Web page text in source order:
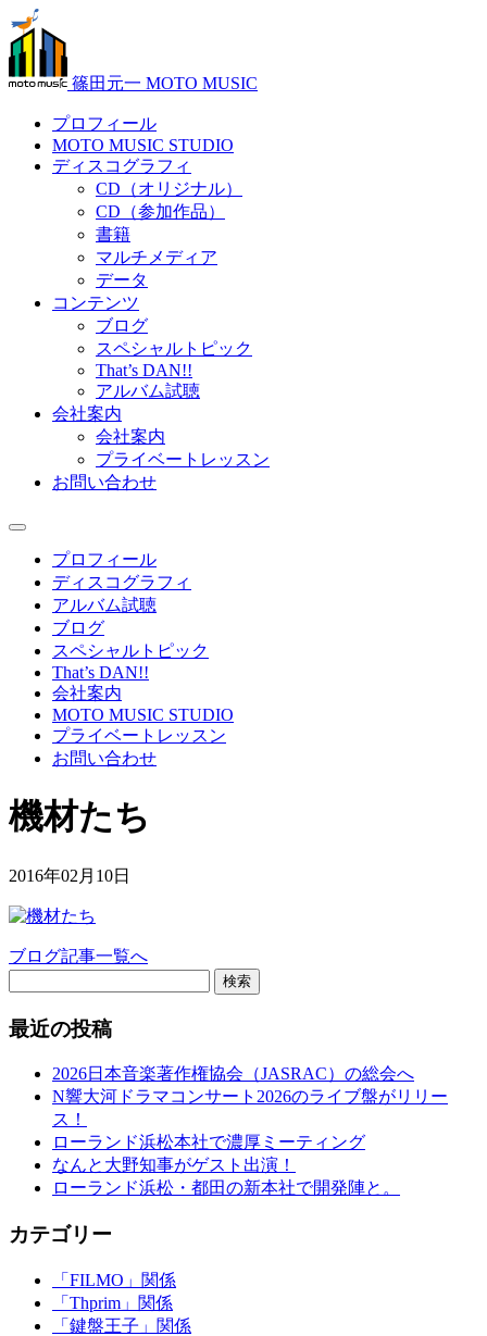
篠田元一 MOTO MUSIC
プロフィール
MOTO MUSIC STUDIO
ディスコグラフィ
CD（オリジナル）
CD（参加作品）
書籍
マルチメディア
データ
コンテンツ
ブログ
スペシャルトピック
That’s DAN!!
アルバム試聴
会社案内
会社案内
プライベートレッスン
お問い合わせ
プロフィール
ディスコグラフィ
アルバム試聴
ブログ
スペシャルトピック
That’s DAN!!
会社案内
MOTO MUSIC STUDIO
プライベートレッスン
お問い合わせ
機材たち
2016年02月10日
ブログ記事一覧へ
検索
最近の投稿
2026日本音楽著作権協会（JASRAC）の総会へ
N響大河ドラマコンサート2026のライブ盤がリリー
ス！
ローランド浜松本社で濃厚ミーティング
なんと大野知事がゲスト出演！
ローランド浜松・都田の新本社で開発陣と。
カテゴリー
「FILMO」関係
「Thprim」関係
「鍵盤王子」関係